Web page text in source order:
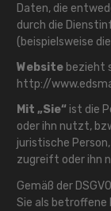
Daten, die
durch die
(beispielsweise
Website bezieht
http://
Mit „Sie“ ist die
oder ihn nutzt,
juristische
zugreift oder ihn
Gemäß der
Sie als betroffene